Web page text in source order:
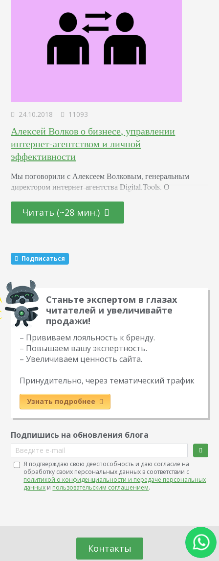
24.10.2018 11093
Алексей Волков о бизнесе, управлении
интернет-агентством и личной
эффективности
Мы поговорили с Алексеем Волковым, генеральным
директором интернет-агентства Digital.Tools. О
году, в комментарии, вы говорили, что в 2017 году
открывать SEO-агентство не стоит. Вместо этого
этого же мнения? Да, я и в 2018 году считаю, что идея
открыть новое SEO-агентство - не самая удачная.…
Читать (~28 мин.)
Подписаться
Станьте экспертом в глазах
читателей и увеличивайте
продажи!
– Прививаем лояльность к бренду.
– Повышаем вашу экспертность.
– Увеличиваем ценность сайта.
Принудительно, через тематический трафик
Узнать подробнее
Подпишись на обновления блога
Введите e-mail
Я подтверждаю свою дееспособность и даю согласие на
обработку своих персональных данных в соответствии с
политикой о конфиденциальности и передаче персональных
данных и пользовательским соглашением.
Контакты